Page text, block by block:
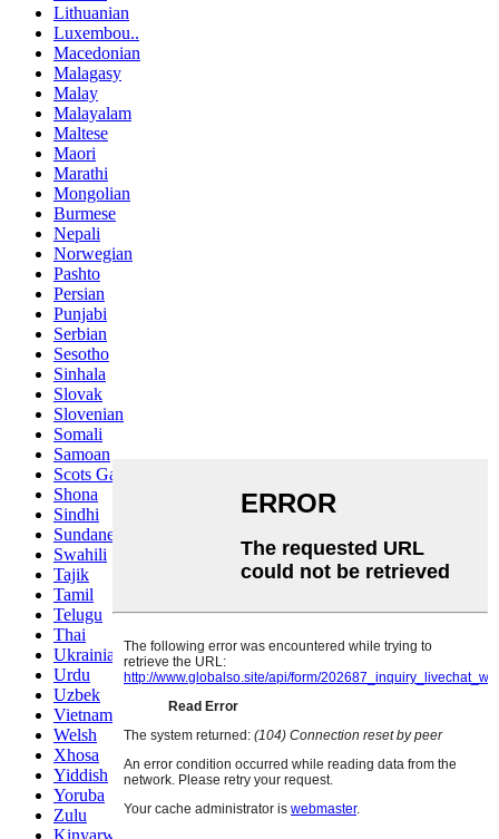
Lithuanian
Luxembou..
Macedonian
Malagasy
Malay
Malayalam
Maltese
Maori
Marathi
Mongolian
Burmese
Nepali
Norwegian
Pashto
Persian
Punjabi
Serbian
Sesotho
Sinhala
Slovak
Slovenian
Somali
Samoan
Scots Gaelic
Shona
Sindhi
Sundanese
Swahili
Tajik
Tamil
Telugu
Thai
Ukrainian
Urdu
Uzbek
Vietnamese
Welsh
Xhosa
Yiddish
Yoruba
Zulu